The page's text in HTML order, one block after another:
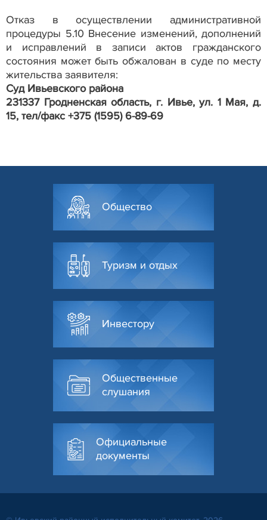
Отказ в осуществлении административной
процедуры 5.10 Внесение изменений, дополнений
и исправлений в записи актов гражданского
состояния может быть обжалован в суде по месту
жительства заявителя:
Суд Ивьевского района
231337 Гродненская область, г. Ивье, ул. 1 Мая, д.
15, тел/факс +375 (1595) 6-89-69
Общество
Туризм и отдых
Инвестору
Общественные
слушания
Официальные
документы